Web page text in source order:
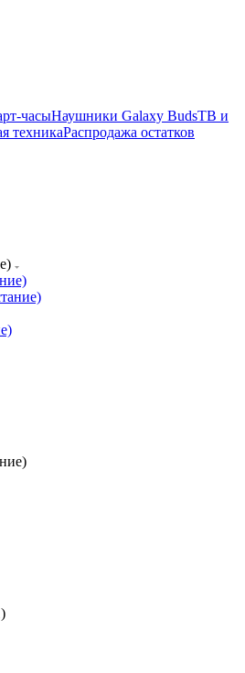
часыНаушники Galaxy BudsТВ и
техникаРаспродажа остатков
)